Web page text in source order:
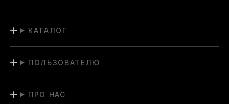
КАТАЛОГ
ПОЛЬЗОВАТЕЛЮ
ПРО НАС